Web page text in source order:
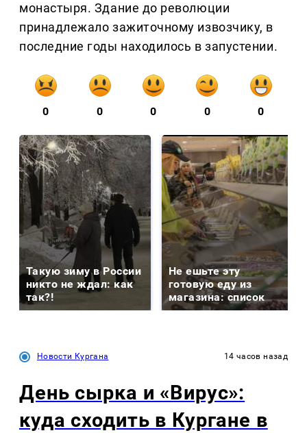
монастыря. Здание до революции
принадлежало зажиточному извозчику, в
последние годы находилось в запустении.
0 0 0 0 0
Такую зиму в России
никто не ждал: как
так?!
Не ешьте эту
готовую еду из
магазина: список
Новости Кургана 14 часов назад
День сырка и «Вирус»:
куда сходить в Кургане в